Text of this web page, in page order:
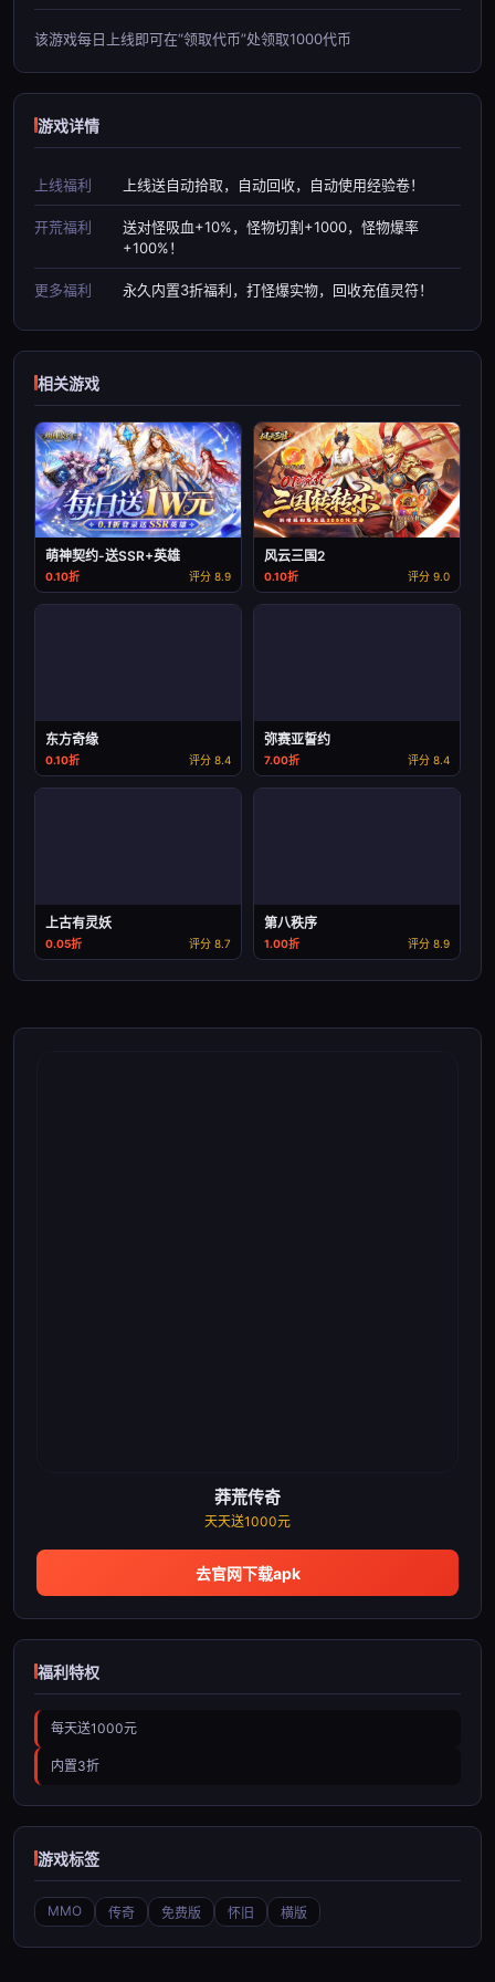
该游戏每日上线即可在“领取代币”处领取1000代币
游戏详情
上线福利 上线送自动拾取，自动回收，自动使用经验卷！
开荒福利
送对怪吸血+10%，怪物切割+1000，怪物爆率
+100%！
更多福利 永久内置3折福利，打怪爆实物，回收充值灵符！
相关游戏
萌神契约-送SSR+英雄
0.10折 评分 8.9
风云三国2
0.10折 评分 9.0
东方奇缘
0.10折 评分 8.4
弥赛亚誓约
7.00折 评分 8.4
上古有灵妖
0.05折 评分 8.7
第八秩序
1.00折 评分 8.9
莽荒传奇
天天送1000元
去官网下载apk
福利特权
每天送1000元
内置3折
游戏标签
MMO 传奇 免费版 怀旧 横版